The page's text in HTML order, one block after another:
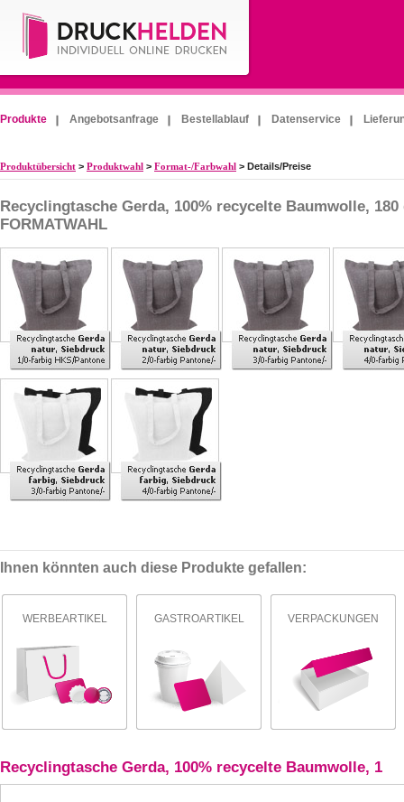
Produkte Angebotsanfrage Bestellablauf Datenservice
Produktübersicht > Produktwahl > Format-/Farbwahl > Details/Preise
Recyclingtasche Gerda, 100% recycelte Baumwolle, 180
FORMATWAHL
Ihnen könnten auch diese Produkte gefallen:
WERBEARTIKEL GASTROARTIKEL VERPACKUNGEN
Recyclingtasche Gerda, 100% recycelte Baumwolle, 1